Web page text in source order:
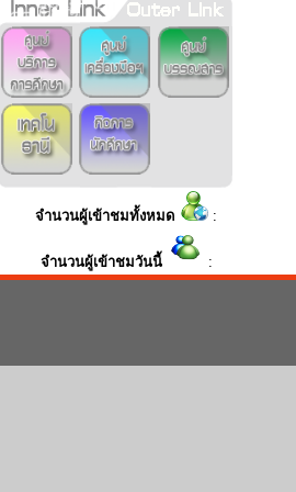
จำนวนผู้เข้าชมทั้งหมด :
จำนวนผู้เข้าชมวันนี้ :